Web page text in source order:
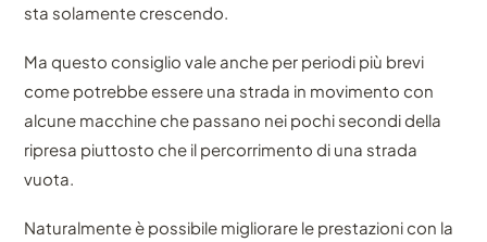
sta solamente crescendo.
Ma questo consiglio vale anche per periodi più brevi
come potrebbe essere una strada in movimento con
alcune macchine che passano nei pochi secondi della
ripresa piuttosto che il percorrimento di una strada
vuota.
Naturalmente è possibile migliorare le prestazioni con la